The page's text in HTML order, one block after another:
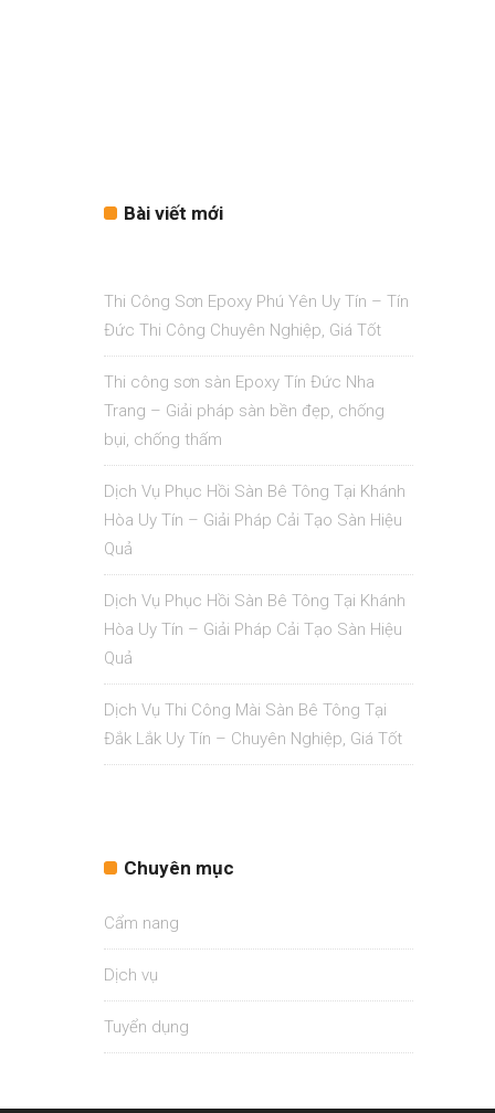
Bài viết mới
Thi Công Sơn Epoxy Phú Yên Uy Tín – Tín
Đức Thi Công Chuyên Nghiệp, Giá Tốt
Thi công sơn sàn Epoxy Tín Đức Nha
Trang – Giải pháp sàn bền đẹp, chống
bụi, chống thấm
Dịch Vụ Phục Hồi Sàn Bê Tông Tại Khánh
Hòa Uy Tín – Giải Pháp Cải Tạo Sàn Hiệu
Quả
Dịch Vụ Phục Hồi Sàn Bê Tông Tại Khánh
Hòa Uy Tín – Giải Pháp Cải Tạo Sàn Hiệu
Quả
Dịch Vụ Thi Công Mài Sàn Bê Tông Tại
Đắk Lắk Uy Tín – Chuyên Nghiệp, Giá Tốt
Chuyên mục
Cẩm nang
Dịch vụ
Tuyển dụng